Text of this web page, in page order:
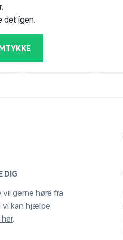
det igen.
DIG
gerne høre fra
vi kan hjælpe
.